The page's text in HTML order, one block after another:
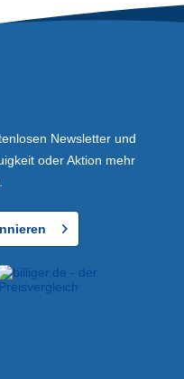
Newsletter und
oder Aktion mehr